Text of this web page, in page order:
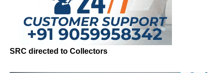
SRC directed to Collectors